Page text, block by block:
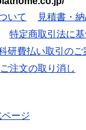
いて
見積書・
特定商取引法に
研費払い取引のご
ご注文の取り消し
ージ